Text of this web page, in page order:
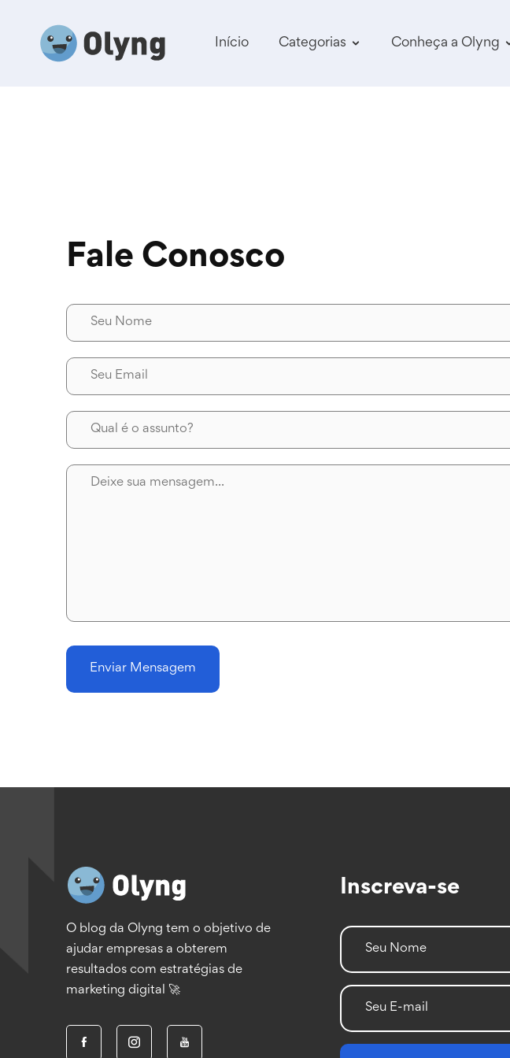
Início Categorias Conheça a Olyng
Fale Conosco
Enviar Mensagem
O blog da Olyng tem o objetivo de
ajudar empresas a obterem
resultados com estratégias de
marketing digital 🚀
Inscreva-se